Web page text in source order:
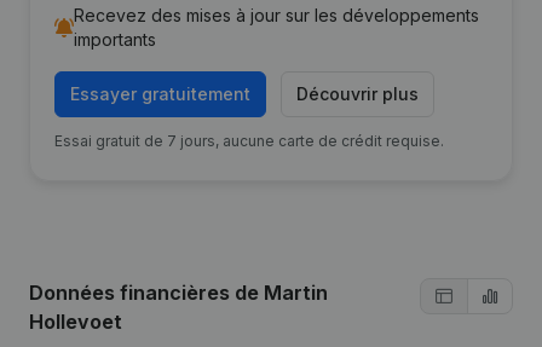
Recevez des mises à jour sur les développements
importants
Essayer gratuitement Découvrir plus
Essai gratuit de 7 jours, aucune carte de crédit requise.
Données financières de Martin
Hollevoet